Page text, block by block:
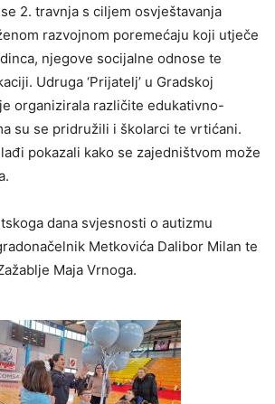
2. travnja s ciljem osvještavanja
razvojnom poremećaju koji utječe
njegove socijalne odnose te
Udruga ‘Prijatelj’ u Gradskoj
organizirala različite edukativno-
su se pridružili i školarci te vrtićani.
pokazali kako se zajedništvom može
dana svjesnosti o autizmu
Metkovića Dalibor Milan te
Maja Vrnoga.